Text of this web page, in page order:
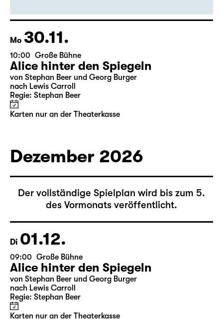
Mo 30.11.
10:00 Große Bühne
Alice hinter den Spiegeln
von Stephan Beer und Georg Burger
nach Lewis Carroll
Regie: Stephan Beer
Karten nur an der Theaterkasse
Dezember 2026
Der vollständige Spielplan wird bis zum 5.
des Vormonats veröffentlicht.
Di 01.12.
09:00 Große Bühne
Alice hinter den Spiegeln
von Stephan Beer und Georg Burger
nach Lewis Carroll
Regie: Stephan Beer
Karten nur an der Theaterkasse